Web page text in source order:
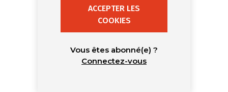
ACCEPTER LES
COOKIES
Vous êtes abonné(e) ?
Connectez-vous